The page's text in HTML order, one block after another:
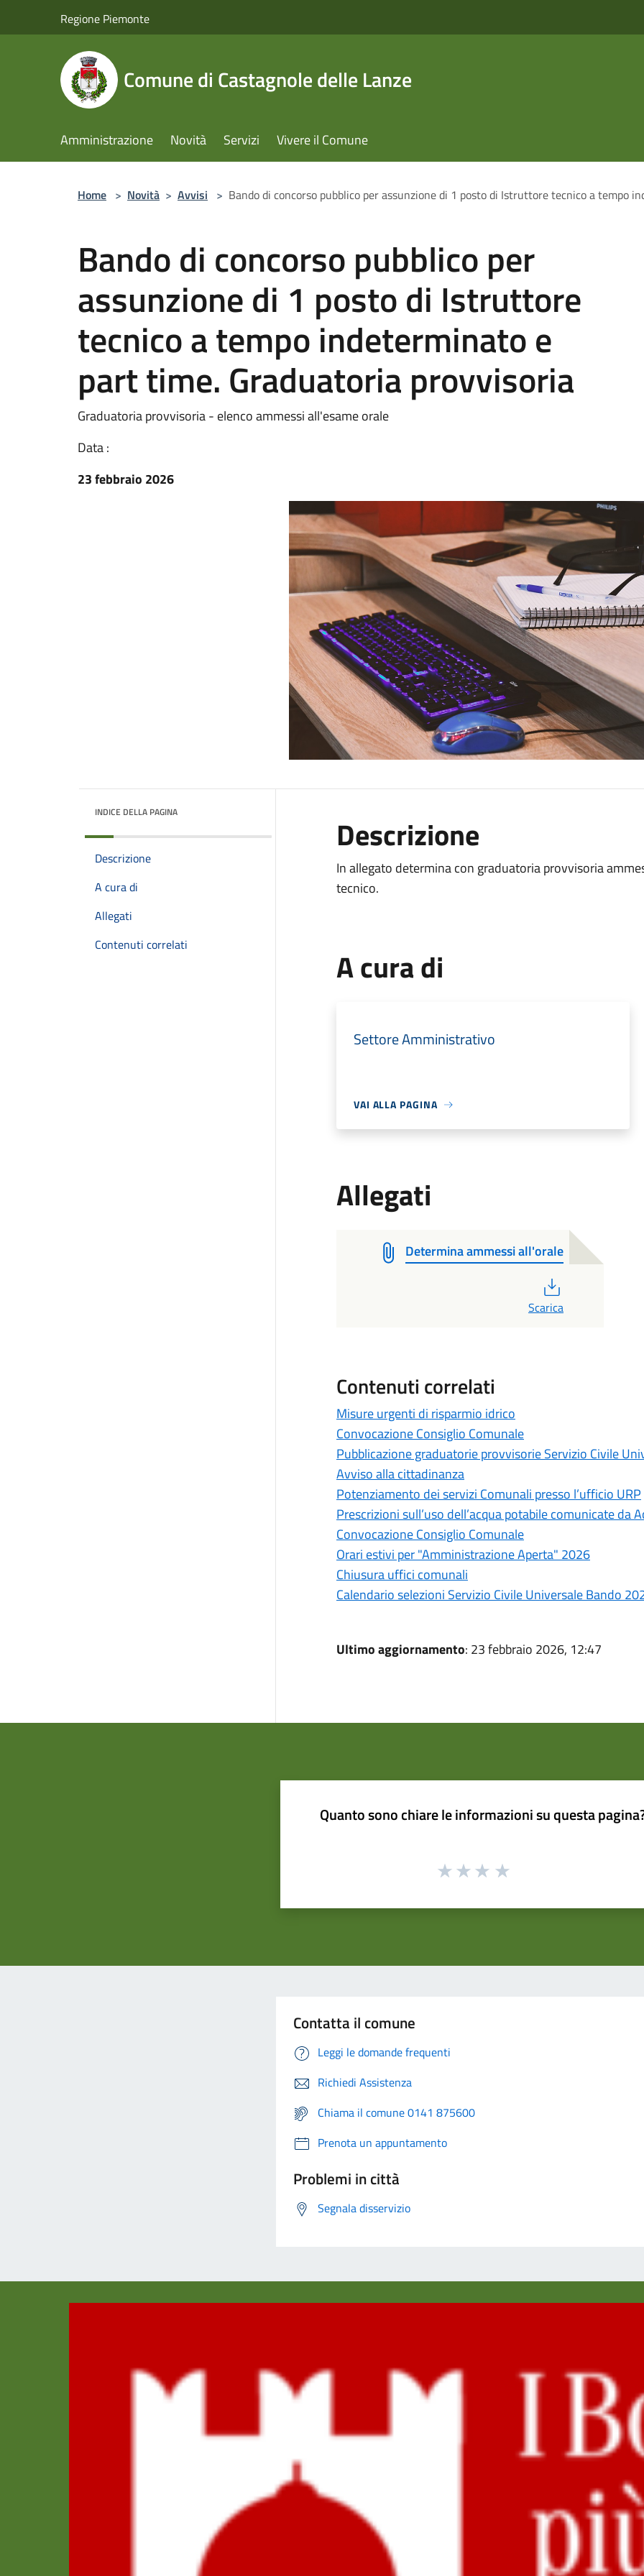
Regione Piemonte
Comune di Castagnole delle Lanze
Amministrazione Novità Servizi Vivere il Comune
Home > Novità > Avvisi > Bando di concorso pubblico per assunzione di 1 posto di Istruttore tecnico a tempo
Bando di concorso pubblico per
assunzione di 1 posto di Istruttore
tecnico a tempo indeterminato e
part time. Graduatoria provvisoria
Graduatoria provvisoria - elenco ammessi all'esame orale
Data :
23 febbraio 2026
INDICE DELLA PAGINA
Descrizione
A cura di
Allegati
Contenuti correlati
Descrizione
In allegato determina con graduatoria provvisoria
tecnico.
A cura di
Settore Amministrativo
VAI ALLA PAGINA
Allegati
Determina ammessi all'orale
Scarica
Contenuti correlati
Misure urgenti di risparmio idrico
Convocazione Consiglio Comunale
Pubblicazione graduatorie provvisorie Servizio Civile
Avviso alla cittadinanza
Potenziamento dei servizi Comunali presso l’ufficio URP
Prescrizioni sull’uso dell’acqua potabile comunicate da
Convocazione Consiglio Comunale
Orari estivi per "Amministrazione Aperta" 2026
Chiusura uffici comunali
Calendario selezioni Servizio Civile Universale Bando
Ultimo aggiornamento: 23 febbraio 2026, 12:47
Quanto sono chiare le informazioni su questa
Contatta il comune
Leggi le domande frequenti
Richiedi Assistenza
Chiama il comune 0141 875600
Prenota un appuntamento
Problemi in città
Segnala disservizio